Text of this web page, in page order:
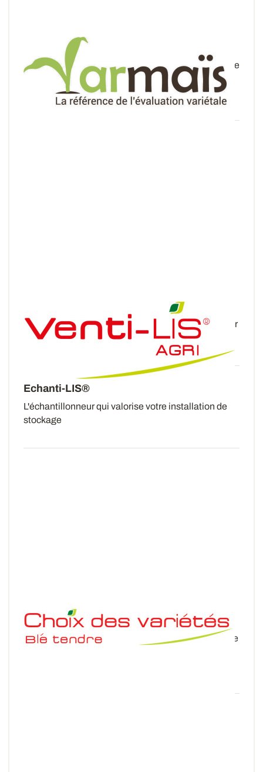
ARVALIS – Institut du végétal, le GEVES et l’UFS se
sont associés pour développer Varmaïs, un outil en
ligne de consultation des références de l...
Le nouvel outil Venti-LIS agri aide les agriculteurs à
choisir un ventilateur adapté à leur stockage, ou leur
permet de vérifier que leur ventilateur...
Echanti-LIS®
L'échantillonneur qui valorise votre installation de
stockage
Choix des variétés - Blé tendre
Comparez en quelques clics près de 300 variétés de